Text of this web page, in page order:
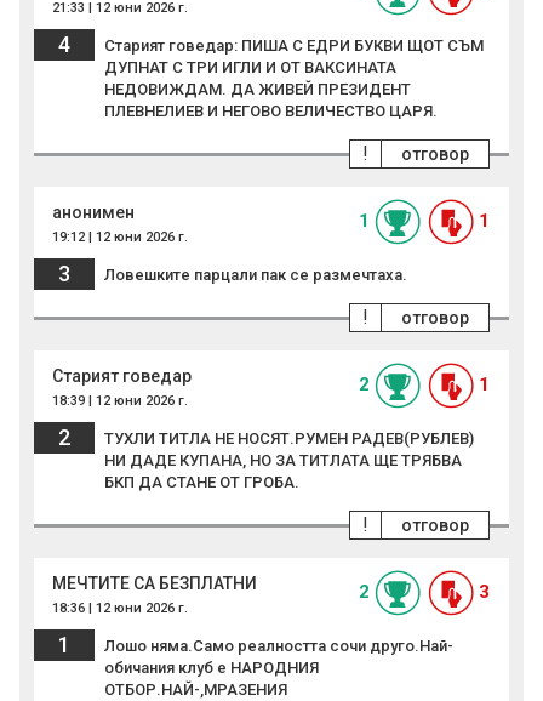
21:33 | 12 юни 2026 г.
4
Старият говедар: ПИША С ЕДРИ БУКВИ ЩОТ СЪМ
ДУПНАТ С ТРИ ИГЛИ И ОТ ВАКСИНАТА
НЕДОВИЖДАМ. ДА ЖИВЕЙ ПРЕЗИДЕНТ
ПЛЕВНЕЛИЕВ И НЕГОВО ВЕЛИЧЕСТВО ЦАРЯ.
отговор
!
анонимен
19:12 | 12 юни 2026 г.
1 1
3 Ловешките парцали пак се размечтаха.
отговор
!
Старият говедар
18:39 | 12 юни 2026 г.
2 1
2
ТУХЛИ ТИТЛА НЕ НОСЯТ.РУМЕН РАДЕВ(РУБЛЕВ)
НИ ДАДЕ КУПАНА, НО ЗА ТИТЛАТА ЩЕ ТРЯБВА
БКП ДА СТАНЕ ОТ ГРОБА.
отговор
!
МЕЧТИТЕ СА БЕЗПЛАТНИ
18:36 | 12 юни 2026 г.
2 3
1
Лошо няма.Само реалността сочи друго.Най-
обичания клуб е НАРОДНИЯ
ОТБОР.НАЙ-,МРАЗЕНИЯ